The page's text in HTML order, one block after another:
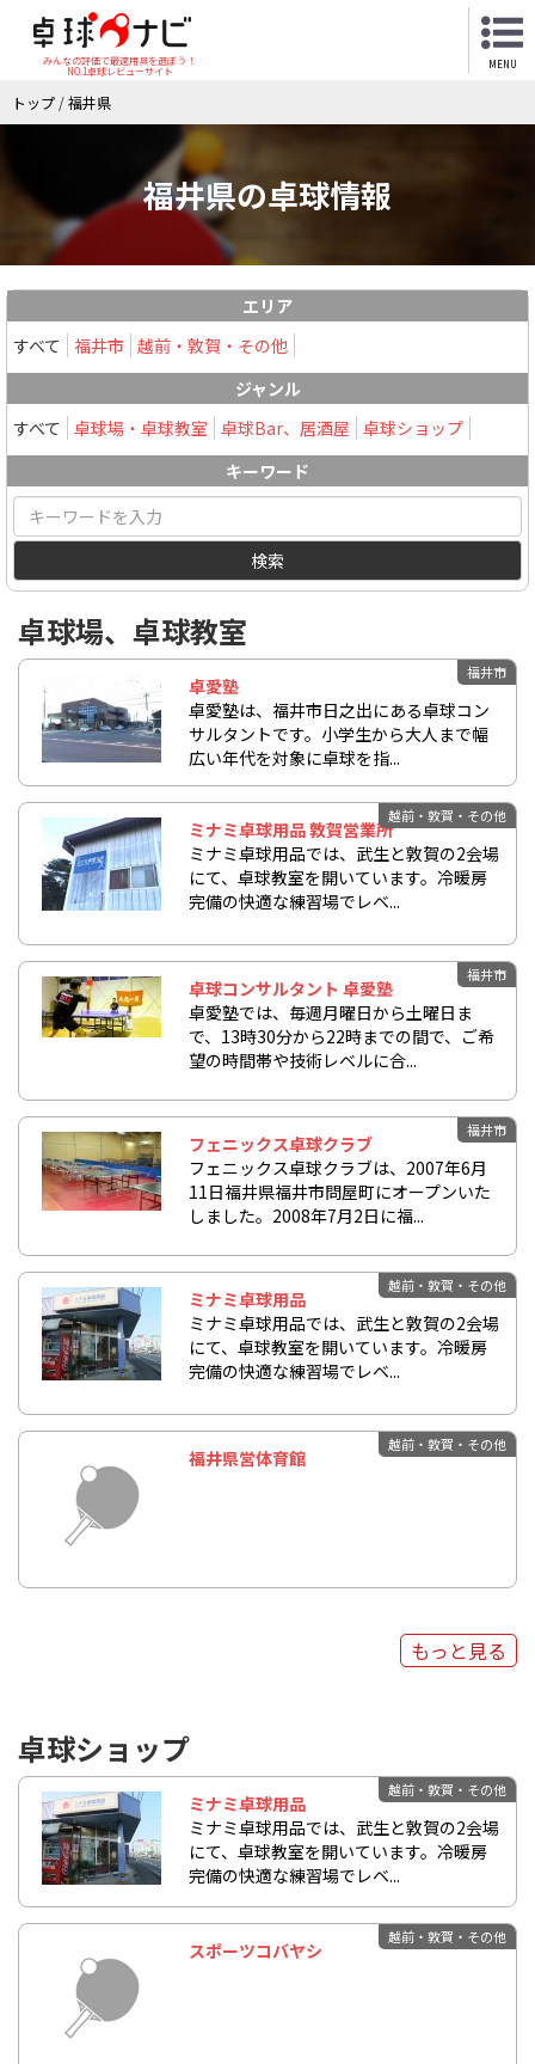
みんなの評価で最適用具を選ぼう！
NO.1卓球レビューサイト
MENU
トップ /福井県
福井県の卓球情報
エリア
すべて
福井市 越前・敦賀・その他
ジャンル
すべて
卓球場・卓球教室 卓球Bar、居酒屋 卓球ショップ
キーワード
検索
卓球場、卓球教室
福井市
卓愛塾
卓愛塾は、福井市日之出にある卓球コン
サルタントです。小学生から大人まで幅
広い年代を対象に卓球を指...
越前・敦賀・その他
ミナミ卓球用品 敦賀営業所
ミナミ卓球用品では、武生と敦賀の2会場
にて、卓球教室を開いています。冷暖房
完備の快適な練習場でレベ...
福井市
卓球コンサルタント 卓愛塾
卓愛塾では、毎週月曜日から土曜日ま
で、13時30分から22時までの間で、ご希
望の時間帯や技術レベルに合...
福井市
フェニックス卓球クラブ
フェニックス卓球クラブは、2007年6月
11日福井県福井市問屋町にオープンいた
しました。2008年7月2日に福...
越前・敦賀・その他
ミナミ卓球用品
ミナミ卓球用品では、武生と敦賀の2会場
にて、卓球教室を開いています。冷暖房
完備の快適な練習場でレベ...
越前・敦賀・その他
福井県営体育館
もっと見る
卓球ショップ
越前・敦賀・その他
ミナミ卓球用品
ミナミ卓球用品では、武生と敦賀の2会場
にて、卓球教室を開いています。冷暖房
完備の快適な練習場でレベ...
越前・敦賀・その他
スポーツコバヤシ